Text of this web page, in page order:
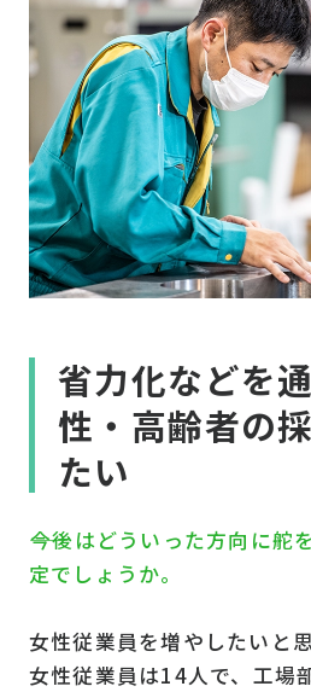
省力化などを
性・高齢者の
たい
――今後はどういった方向に舵
定でしょうか。
女性従業員を増やしたいと
女性従業員は14人で、工場